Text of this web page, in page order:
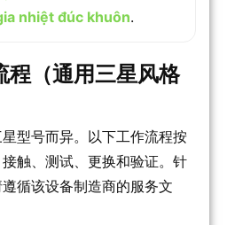
nhiệt đúc khuôn.
程（通用三星风格
型号而异。以下工作流程按
触、测试、更换和验证。针
循该设备制造商的服务文